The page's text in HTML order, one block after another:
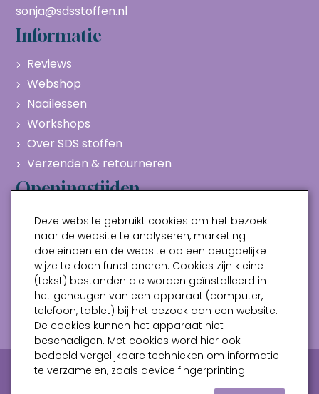
sonja@sdsstoffen.nl
Informatie
Reviews
Webshop
Naailessen
Workshops
Over SDS stoffen
Verzenden & retourneren
Openingstijden
Maandag
Gesloten
Dinsdag
10:00 - 17:00
Woensdag
10:00 - 17:00
Donderdag
10:00 - 17:00
Vrijdag
10:00 - 17:00
Zaterdag
10:00 - 17:00
Privacy verklaring
Algemene voorwaarden
Deze website gebruikt cookies om het bezoek
naar de website te analyseren, marketing
doeleinden en de website op een deugdelijke
wijze te doen functioneren. Cookies zijn kleine
(tekst) bestanden die worden geïnstalleerd in
het geheugen van een apparaat (computer,
telefoon, tablet) bij het bezoek aan een website.
De cookies kunnen het apparaat niet
beschadigen. Met cookies word hier ook
bedoeld vergelijkbare technieken om informatie
te verzamelen, zoals device fingerprinting.